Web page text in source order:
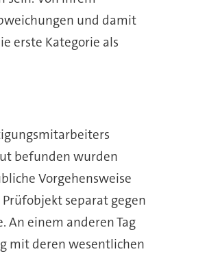
und damit
erste Kategorie als
befunden wurden
Vorgehensweise
separat gegen
An einem anderen Tag
mit deren wesentlichen